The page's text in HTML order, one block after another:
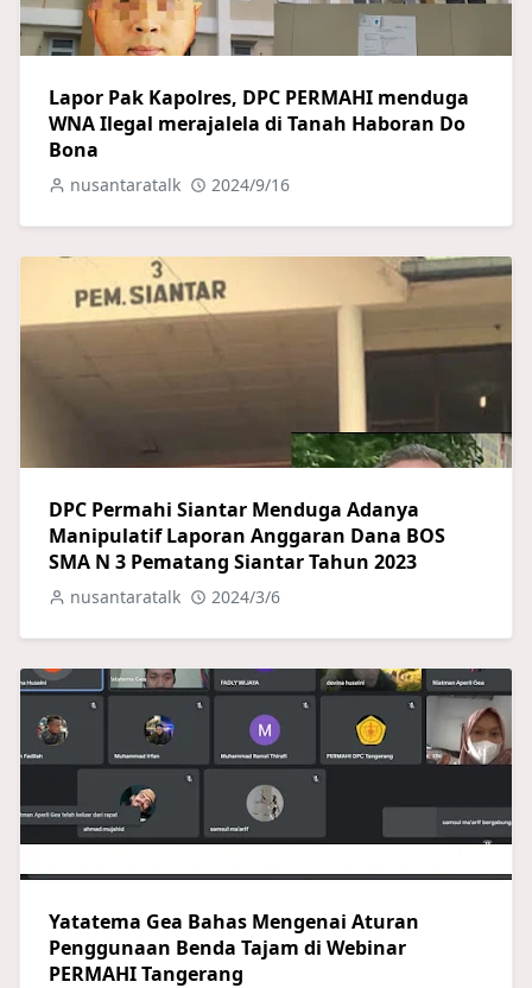
Lapor Pak Kapolres, DPC PERMAHI menduga
WNA Ilegal merajalela di Tanah Haboran Do
Bona
nusantaratalk 2024/9/16
DPC Permahi Siantar Menduga Adanya
Manipulatif Laporan Anggaran Dana BOS
SMA N 3 Pematang Siantar Tahun 2023
nusantaratalk 2024/3/6
Yatatema Gea Bahas Mengenai Aturan
Penggunaan Benda Tajam di Webinar
PERMAHI Tangerang